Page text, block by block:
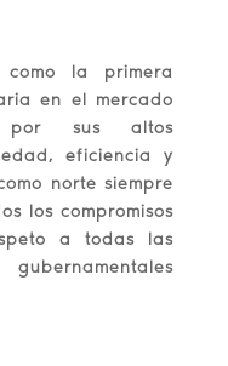
como la primera
en el mercado
por sus altos
eficiencia y
norte siempre
los compromisos
a todas las